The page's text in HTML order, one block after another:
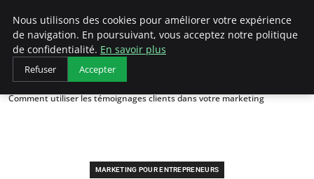
LECFCM
Accueil
Marketing pour entrepreneurs
Comment utiliser les témoignages clients dans votre marketing
MARKETING POUR ENTREPRENEURS
Nous utilisons des cookies pour améliorer votre expérience
de navigation. En poursuivant, vous acceptez notre politique
de confidentialité. En savoir plus
Refuser Accepter